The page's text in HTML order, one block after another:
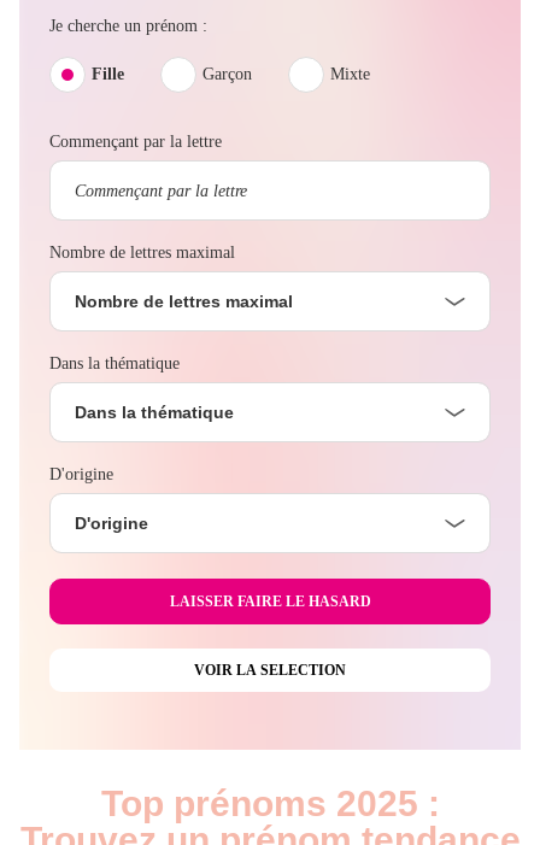
Je cherche un prénom :
Fille Garçon Mixte
Commençant par la lettre
Nombre de lettres maximal
Nombre de lettres maximal
Dans la thématique
Dans la thématique
D'origine
D'origine
Top prénoms 2025 :